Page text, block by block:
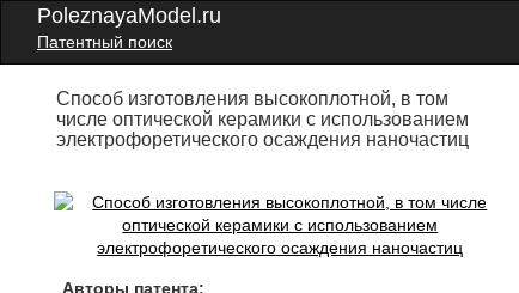
PoleznayaModel.ru
Патентный поиск
Способ изготовления высокоплотной, в том
числе оптической керамики с использованием
электрофоретического осаждения наночастиц
Авторы патента: